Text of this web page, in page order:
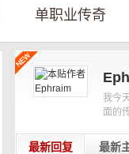
单职业传奇
我今
面的
最新回复 最新